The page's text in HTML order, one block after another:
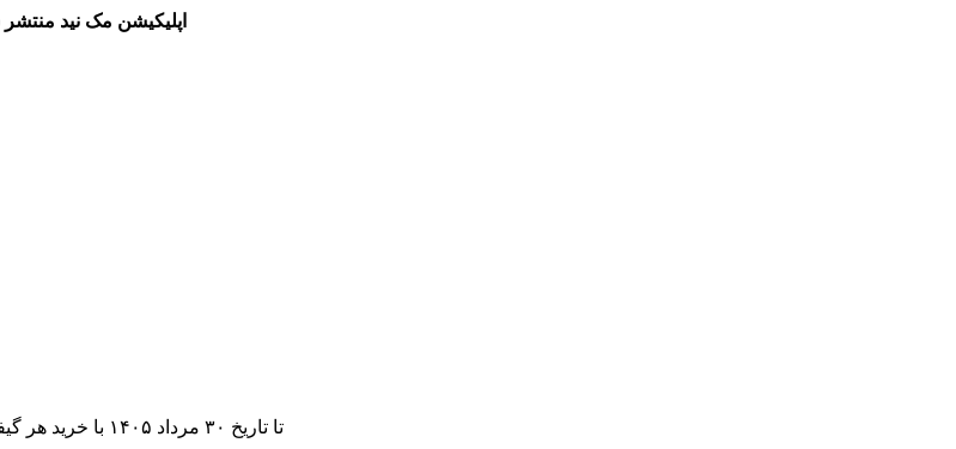
اپلیکیشن مک نید
تا تاریخ ۳۰ مرداد ۱۴۰۵ با خرید هر گیفت‌کارت، ۲۰ درصد تخفیف اشتراک اپ‌استور مک نید را دریافت کنید.